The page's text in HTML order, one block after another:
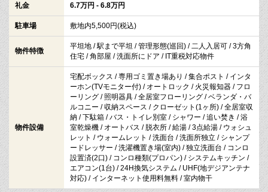
礼金 6.7万円 - 6.8万円
駐車場 敷地内5,500円(税込)
物件特徴
平坦地 / 駅まで平坦 / 管理形態(巡回) / 二人入居可 / 3方角
住宅 / 角部屋 / 洗面所にドア / IT重税対応物件
物件設備
宅配ボックス / 専用ゴミ置き場あり / 集合ポスト / インタ
ーホン(TVモニター付) / オートロック / 火災報知器 / フロ
ーリング / 照明器具 / 全居室フローリング / ベランダ・バ
ルコニー / 収納スペース / クローゼット(1ヶ所) / 全居室収
納 / 下駄箱 / バス・トイレ別室 / シャワー / 追い焚き / 浴
室乾燥機 / オートバス / 脱衣所 / 給湯 / 3点給湯 / ウォシュ
レット / ウォームレット / 洗面台 / 洗面所独立 / シャンプ
ードレッサー / 洗濯機置き場(室内) / 独立洗面台 / コンロ
設置済(2口) / コンロ種類(プロパン) / システムキッチン /
エアコン(1台) / 24H換気システム / UHF(地デジアンテナ
対応) / インターネット使用料無料 / 室内物干